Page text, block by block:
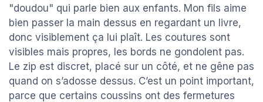
"doudou" qui parle bien aux enfants. Mon fils aime
bien passer la main dessus en regardant un livre,
donc visiblement ça lui plaît. Les coutures sont
visibles mais propres, les bords ne gondolent pas.
Le zip est discret, placé sur un côté, et ne gêne pas
quand on s’adosse dessus. C’est un point important,
parce que certains coussins ont des fermetures